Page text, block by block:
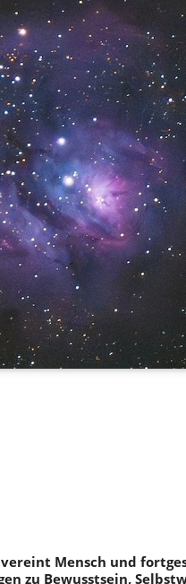
Mensch und
zu Bewusstsein,